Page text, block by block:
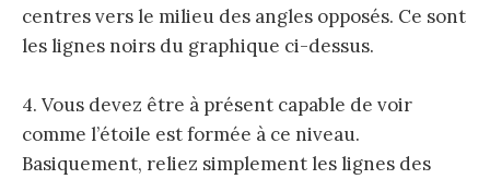
centres vers le milieu des angles opposés. Ce sont
les lignes noirs du graphique ci-dessus.
4. Vous devez être à présent capable de voir
comme l’étoile est formée à ce niveau.
Basiquement, reliez simplement les lignes des